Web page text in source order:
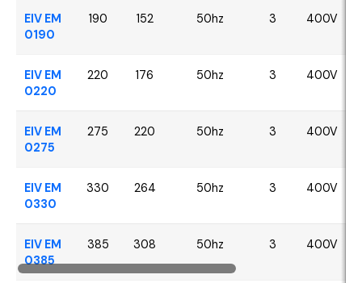
EIV EM
0190
190 152 50hz 3 400V
EIV EM
0220
220 176 50hz 3 400V
EIV EM
0275
275 220 50hz 3 400V
EIV EM
0330
330 264 50hz 3 400V
EIV EM
0385
385 308 50hz 3 400V